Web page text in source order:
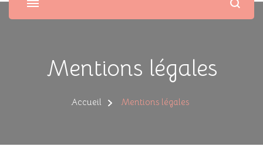
Mentions légales
Accueil Mentions légales